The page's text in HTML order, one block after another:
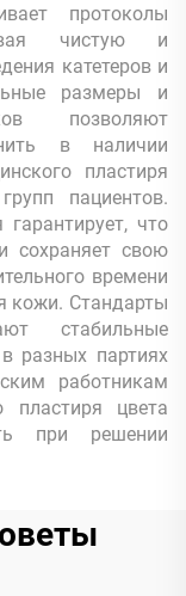
протоколы
чистую и
катетеров и
размеры и
позволяют
в наличии
пластиря
пациентов.
что
сохраняет свою
времени
кожи. Стандарты
стабильные
разных партиях
работникам
пластиря цвета
при решении